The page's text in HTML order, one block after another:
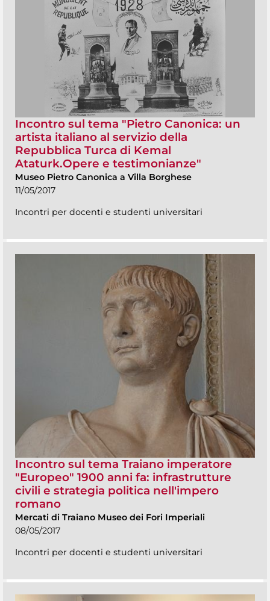
Incontro sul tema "Pietro Canonica: un
artista italiano al servizio della
Repubblica Turca di Kemal
Ataturk.Opere e testimonianze"
Museo Pietro Canonica a Villa Borghese
11/05/2017
Incontri per docenti e studenti universitari
Incontro sul tema Traiano imperatore
"Europeo" 1900 anni fa: infrastrutture
civili e strategia politica nell'impero
romano
Mercati di Traiano Museo dei Fori Imperiali
08/05/2017
Incontri per docenti e studenti universitari